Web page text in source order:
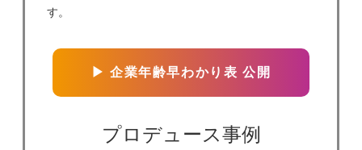
す。
▶ 企業年齢早わかり表 公開
プロデュース事例